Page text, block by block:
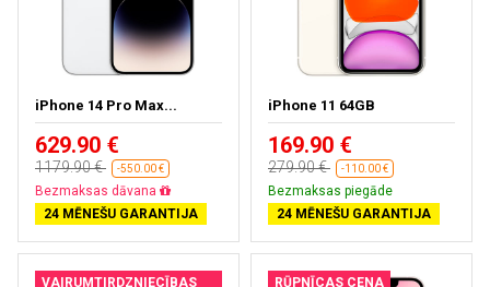
iPhone 14 Pro Max...
629.90 €
1179.90 € -550.00 €
Bezmaksas piegāde
24 MĒNEŠU GARANTIJA
iPhone 11 64GB
169.90 €
279.90 € -110.00 €
Bezmaksas piegāde
24 MĒNEŠU GARANTIJA
VAIRUMTIRDZNIECĪBAS RŪPNĪCAS CENA